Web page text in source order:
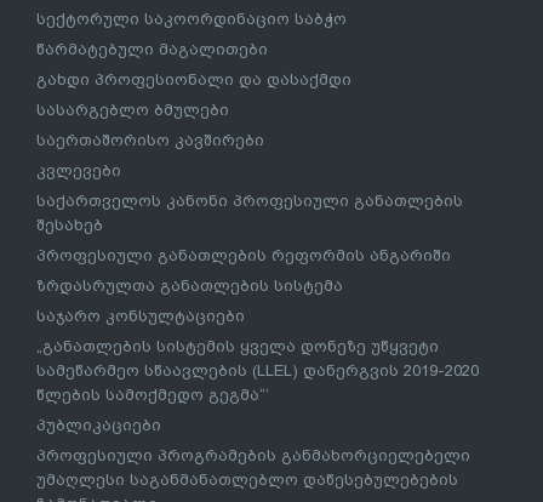
სექტორული საკოორდინაციო საბჭო
წარმატებული მაგალითები
გახდი პროფესიონალი და დასაქმდი
სასარგებლო ბმულები
საერთაშორისო კავშირები
კვლევები
საქართველოს კანონი პროფესიული განათლების
შესახებ
პროფესიული განათლების რეფორმის ანგარიში
ზრდასრულთა განათლების სისტემა
საჯარო კონსულტაციები
„განათლების სისტემის ყველა დონეზე უწყვეტი
სამეწარმეო სწაავლების (LLEL) დანერგვის 2019-2020
წლების სამოქმედო გეგმა“’
პუბლიკაციები
პროფესიული პროგრამების განმახორციელებელი
უმაღლესი საგანმანათლებლო დაწესებულებების